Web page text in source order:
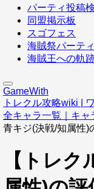
パーティ投稿
同盟掲示板
スゴフェス
海賊祭パーティ
海賊王への軌
GameWith
トレクル攻略wiki |
全キャラ一覧｜キャ
青キジ(決戦/知属性)
【トレ